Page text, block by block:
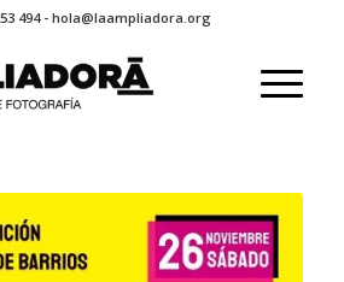
494 - hola@laampliadora.org